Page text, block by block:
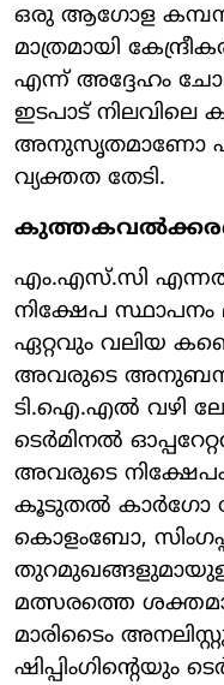
ഒരു ആഗോള
മാത്രമായി
എന്ന് അദ്ദേഹം
ഇടപാട്
അനുസൃതമാണോ
വ്യക്തത തേടി.
എം.എസ്.സി
നിക്ഷേപ സ്ഥാപനം
ഏറ്റവും വലിയ
അവരുടെ
ടി.ഐ.എൽ വഴി
ടെർമിനൽ
അവരുടെ
കൂടുതൽ കാർഗോ
കൊളംബോ,
മത്സരത്തെ
മാരിടൈം
ഷിപ്പിംഗിന്റെയും